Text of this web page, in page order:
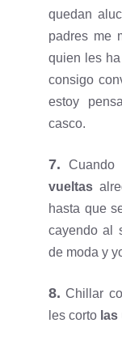
quedan
padres me
quien les
consigo
estoy
casco.
7.
vueltas
hasta que
cayendo al
de moda y
8. Chillar
les corto